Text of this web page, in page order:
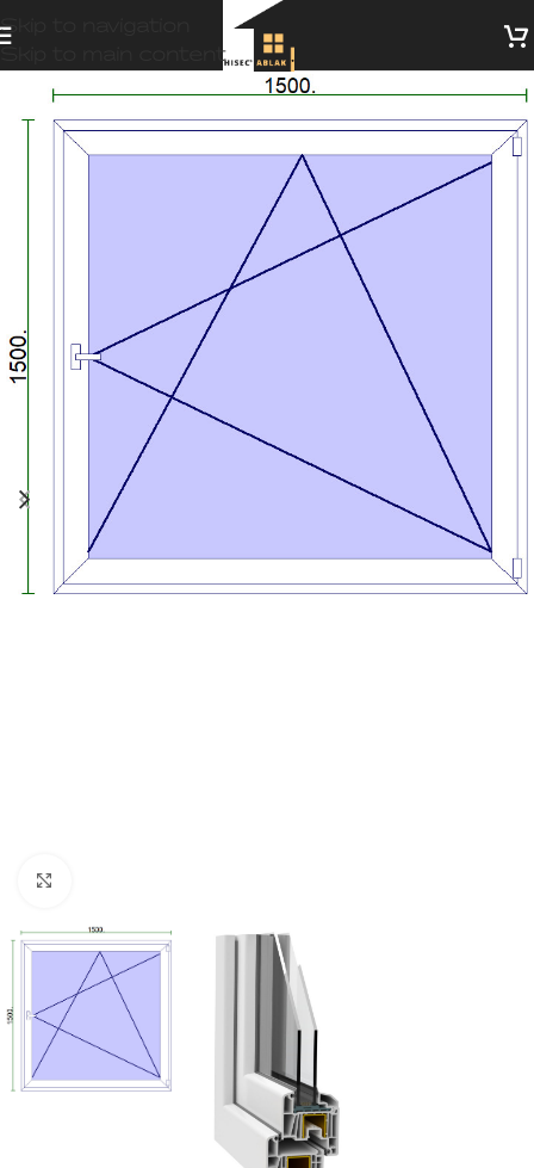
Skip to navigation
Skip to main content